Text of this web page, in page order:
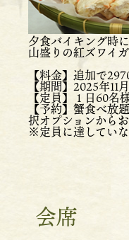
夕食バイキング時
山盛りの紅ズワイ
【料金】追加で
【期間】2025年
【定員】１日60名
【予約】蟹食べ放
択オプションから
※定員に達してい
会席